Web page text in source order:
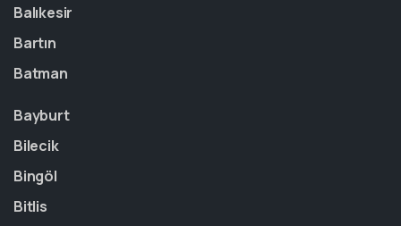
Balıkesir
Bartın
Batman
Bayburt
Bilecik
Bingöl
Bitlis